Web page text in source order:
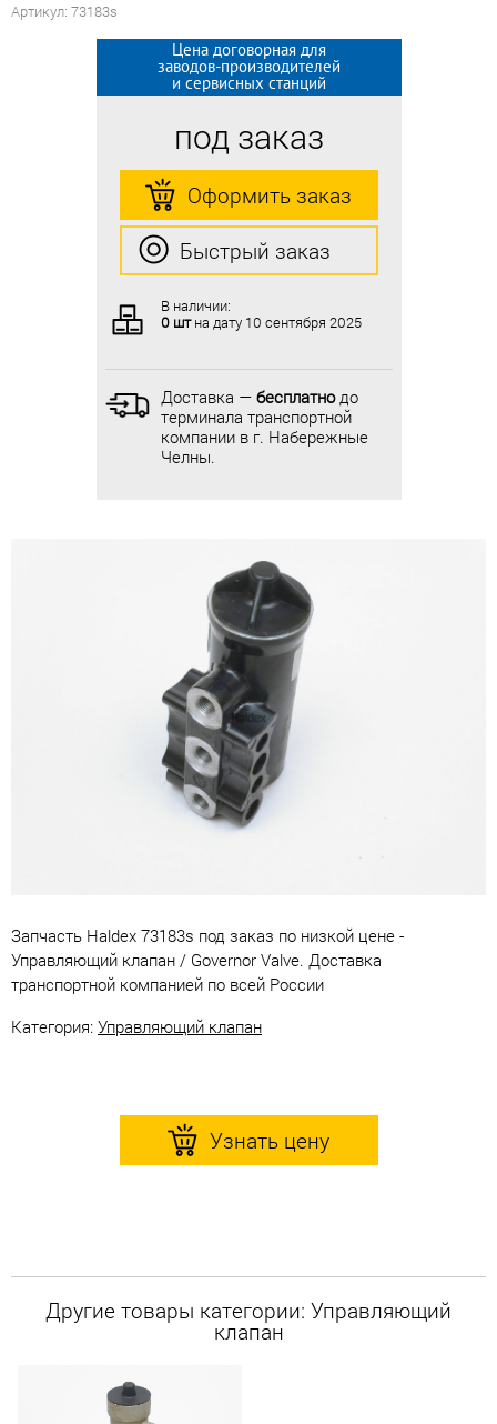
Артикул: 73183s
Цена договорная для
заводов-производителей
и сервисных станций
под заказ
Оформить заказ
Быстрый заказ
В наличии:
0 штна дату 10 сентября 2025
Доставка — бесплатнодо
терминала транспортной
компании в г. Набережные
Челны.
Цена договорная для
заводов-производителей
и сервисных станций
под заказ
Оформить заказ
Быстрый заказ
В наличии:
0 штна дату 10 сентября 2025
Доставка — бесплатнодо
терминала транспортной
компании в г. Набережные
Челны.
Запчасть Haldex 73183s под заказ по низкой цене -
Управляющий клапан / Governor Valve. Доставка
транспортной компанией по всей России
Категория: Управляющий клапан
Узнать цену
Другие товары категории: Управляющий
клапан